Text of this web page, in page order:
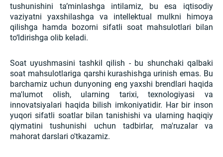
tushunishini ta’minlashga intilamiz, bu esa iqtisodiy
vaziyatni yaxshilashga va intellektual mulkni himoya
qilishga hamda bozorni sifatli soat mahsulotlari bilan
to‘ldirishga olib keladi.
Soat uyushmasini tashkil qilish - bu shunchaki qalbaki
soat mahsulotlariga qarshi kurashishga urinish emas. Bu
barchamiz uchun dunyoning eng yaxshi brendlari haqida
ma'lumot olish, ularning tarixi, texnologiyasi va
innovatsiyalari haqida bilish imkoniyatidir. Har bir inson
yuqori sifatli soatlar bilan tanishishi va ularning haqiqiy
qiymatini tushunishi uchun tadbirlar, ma'ruzalar va
mahorat darslari o'tkazamiz.